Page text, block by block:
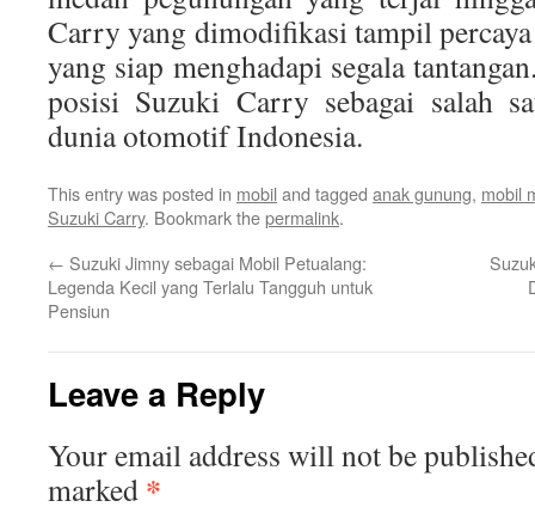
Carry yang dimodifikasi tampil
yang siap menghadapi segala
posisi Suzuki Carry sebagai salah
dunia otomotif Indonesia.
This entry was posted in mobil and tagged anak gunung, mobil
Suzuki Carry. Bookmark thepermalink.
← Suzuki Jimny sebagai Mobil Petualang:
Legenda Kecil yang Terlalu Tangguh untuk
Pensiun
Leave a Reply
Your email address will not be
marked *